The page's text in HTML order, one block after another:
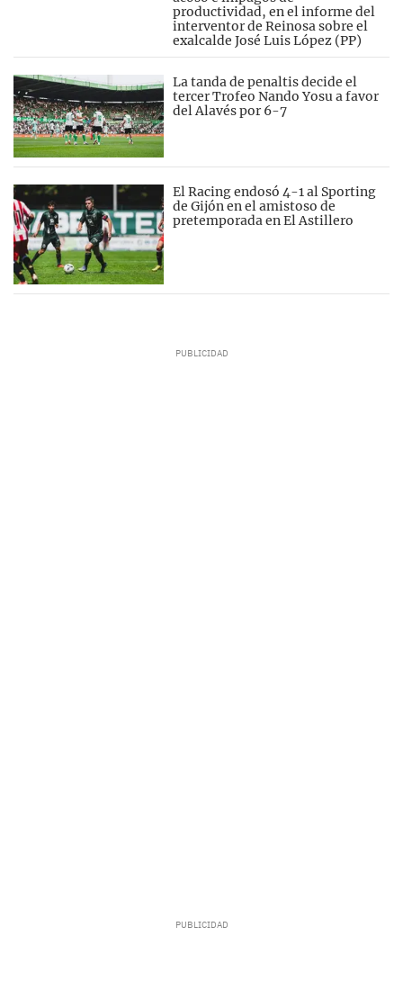
productividad, en el informe del
interventor de Reinosa sobre el
exalcalde José Luis López (PP)
La tanda de penaltis decide el
tercer Trofeo Nando Yosu a favor
del Alavés por 6-7
El Racing endosó 4-1 al Sporting
de Gijón en el amistoso de
pretemporada en El Astillero